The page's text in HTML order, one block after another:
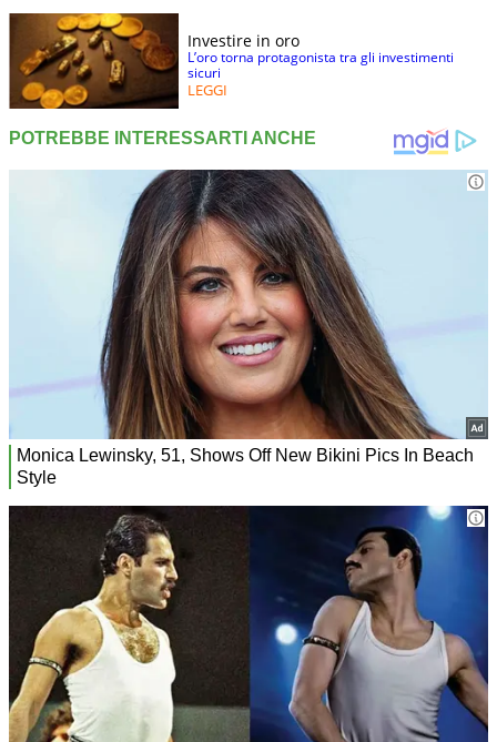
Investire in oro
L’oro torna protagonista tra gli investimenti
sicuri
LEGGI